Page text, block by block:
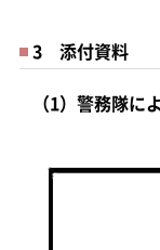
3 添付資料
（1）警務隊